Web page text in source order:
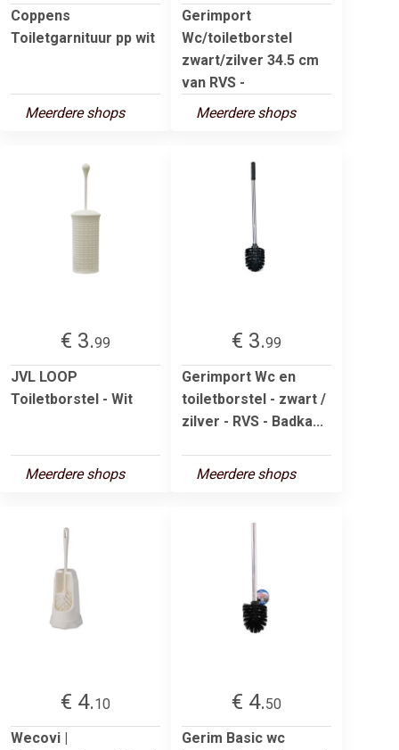
Coppens
Toiletgarnituur pp wit
Meerdere shops
Gerimport
Wc/toiletborstel
zwart/zilver 34.5 cm
van RVS -
Meerdere shops
€ 3.99
JVL LOOP
Toiletborstel - Wit
Meerdere shops
€ 3.99
Gerimport Wc en
toiletborstel - zwart /
zilver - RVS - Badka...
Meerdere shops
€ 4.10
Wecovi |
€ 4.50
Gerim Basic wc